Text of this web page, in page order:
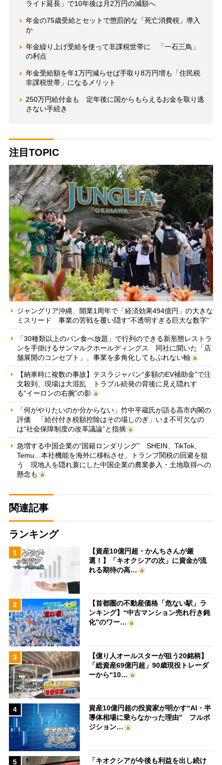
ライド延長」で10年後は月2万円の減額へ
年金の75歳受給とセットで懲罰的な「死亡消費税」導入
か
年金繰り上げ受給を使って非課税世帯に 「一石三鳥」
の利点
年金受給額を年1万円減らせば手取り8万円増も「住民税
非課税世帯」になるメリット
250万円給付金も 定年後に国からもらえるお金を取り逃
さない手続き
注目TOPIC
ジャングリア沖縄、開業1周年で「経済効果494億円」の大きな
ミスリード 事業の苦戦を覆い隠す“不透明すぎる巨大な数字”
「30種類以上のパン食べ放題」で行列のできる新形態レストラ
ンを手掛けるサンマルクホールディングス 同社に聞いた「店
舗展開のコンセプト」、事業を多角化してもぶれない軸
【納車時に複数の事故】テスラジャパン“多額のEV補助金”で注
文殺到、現場は大混乱 トラブル続発の背後に見え隠れす
る“イーロンの右腕”の影
「何がやりたいのか分からない」竹中平蔵氏が語る高市内閣の
評価 「給付付き税額控除はその場しのぎ」いま不可欠なの
は“社会保障制度の改革議論”と指摘
急増する中国企業の“国籍ロンダリング” SHEIN、TikTok、
Temu…本社機能を海外に移転させ、トランプ関税の回避を狙
う 現地人を隠れ蓑にした中国企業の農業参入・土地取得への
懸念も
関連記事
ランキング
1
【資産10億円超・かんちさんが厳
選！】「キオクシアの次」に資金が流
れる期待の高…
2
【首都圏の不動産価格「危ない駅」ラ
ンキング】“中古マンション売れ行き鈍
化”のワー…
3
【億り人オールスターが狙う20銘柄】
「総資産69億円超」90歳現役トレーダ
ーから“10…
4
資産10億円超の投資家が明かす“AI・半
導体相場に乗らなかった理由” フルポ
ジション…
5
「キオクシアが今後も利益を出し続け